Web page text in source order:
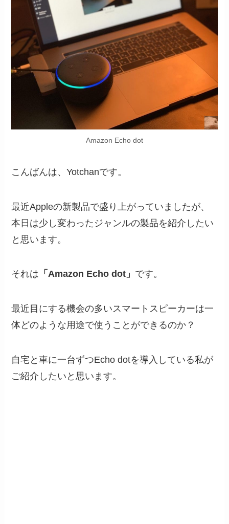
Amazon Echo dot
こんばんは、Yotchanです。
最近Appleの新製品で盛り上がっていましたが、
本日は少し変わったジャンルの製品を紹介したい
と思います。
それは 「Amazon Echo dot」 です。
最近目にする機会の多いスマートスピーカーは一
体どのような用途で使うことができるのか？
自宅と車に一台ずつEcho dotを導入している私が
ご紹介したいと思います。